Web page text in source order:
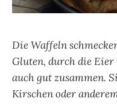
Die Waffeln
Gluten, durch die
auch gut zusammen.
Kirschen oder